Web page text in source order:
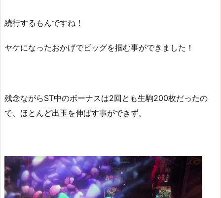
続行するもんですね！
ヤケになったおかげでビッグを掴む事ができました！
残念ながらST中のボーナスは2回とも生駒200枚だったの
で、ほとんど出玉を伸ばす事ができず。